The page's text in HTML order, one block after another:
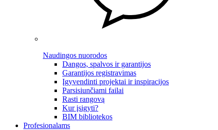
Naudingos nuorodos
Dangos, spalvos ir garantijos
Garantijos registravimas
Įgyvendinti projektai ir inspiracijos
Parsisiunčiami failai
Rasti rangovą
Kur įsigyti?
BIM bibliotekos
Profesionalams